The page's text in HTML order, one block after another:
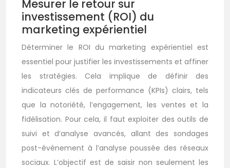
Mesurer le retour sur
investissement (ROI) du
marketing expérientiel
Déterminer le ROI du marketing expérientiel est
essentiel pour justifier les investissements et affiner
les stratégies. Cela implique de définir des
indicateurs clés de performance (KPIs) clairs, tels
que la notoriété, l’engagement, les ventes et la
fidélisation. Pour cela, il faut exploiter des outils de
suivi et d’analyse avancés, allant des sondages
post-événement à l’analyse poussée des réseaux
sociaux. L’objectif est de saisir non seulement les